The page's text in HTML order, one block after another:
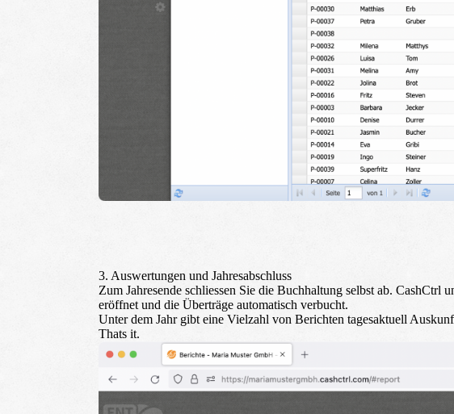
3. Auswertungen und Jahresabschluss
Zum Jahresende schliessen Sie die Buchhaltung selbst ab.
eröffnet und die Überträge automatisch verbucht.
Unter dem Jahr gibt eine Vielzahl von Berichten tagesaktuell
Thats it.